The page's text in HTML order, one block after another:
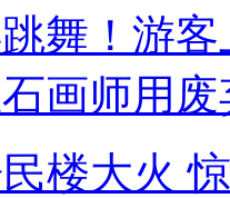
舞！游客
画师用
民楼大火